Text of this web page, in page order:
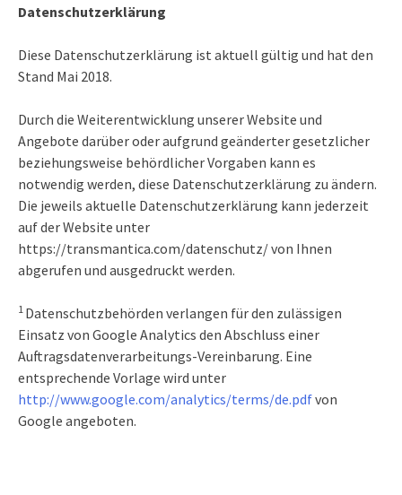
Datenschutzerklärung
Diese Datenschutzerklärung ist aktuell gültig und hat den
Stand Mai 2018.
Durch die Weiterentwicklung unserer Website und
Angebote darüber oder aufgrund geänderter gesetzlicher
beziehungsweise behördlicher Vorgaben kann es
notwendig werden, diese Datenschutzerklärung zu ändern.
Die jeweils aktuelle Datenschutzerklärung kann jederzeit
auf der Website unter
https://transmantica.com/datenschutz/ von Ihnen
abgerufen und ausgedruckt werden.
1 Datenschutzbehörden verlangen für den zulässigen
Einsatz von Google Analytics den Abschluss einer
Auftragsdatenverarbeitungs-Vereinbarung. Eine
entsprechende Vorlage wird unter
http://www.google.com/analytics/terms/de.pdfvon
Google angeboten.